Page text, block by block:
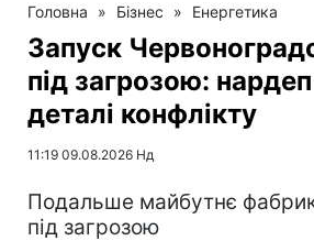
Головна » Бізнес » Енергетика
Запуск
під загрозою:
деталі конфлікту
11:19 09.08.2026 Нд
Подальше майбутнє
під загрозою